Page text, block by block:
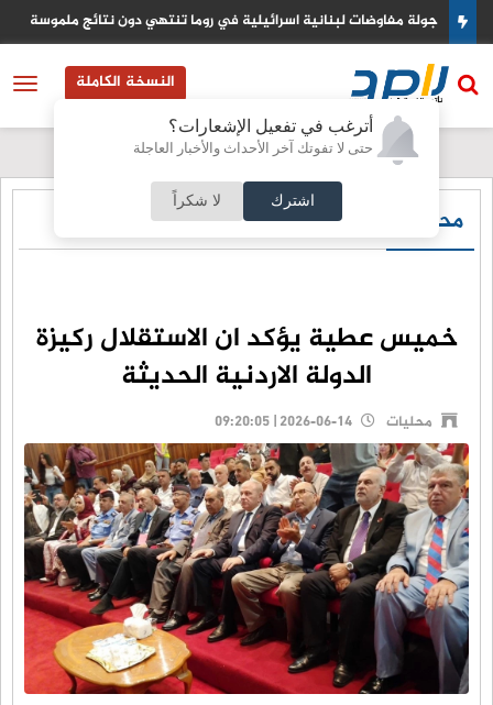
أترغب في تفعيل الإشعارات؟
حتى لا تفوتك آخر الأحداث والأخبار العاجلة
اشترك لا شكراً
جولة مفاوضات لبنانية اسرائيلية في روما تنتهي دون نتائج ملموسة
النسخة الكاملة
محليات
خميس عطية يؤكد ان الاستقلال ركيزة
الدولة الاردنية الحديثة
محليات